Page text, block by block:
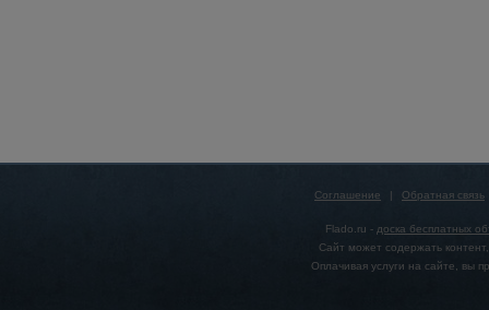
Соглашение | Обратная связь
Flado.ru - доска бесплатных
Сайт может содержать
Оплачивая услуги на сайте, вы